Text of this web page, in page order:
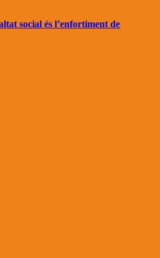
social és l’enfortiment de